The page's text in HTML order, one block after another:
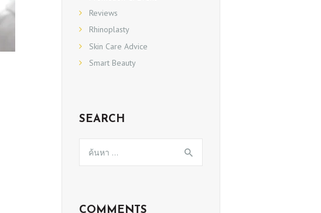
Reviews
Rhinoplasty
Skin Care Advice
Smart Beauty
SEARCH
สำหรับ:
COMMENTS